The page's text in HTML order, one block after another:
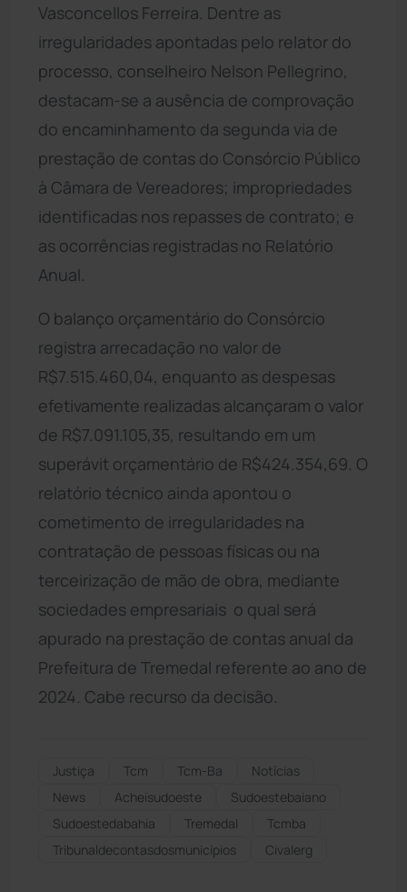
Vasconcellos Ferreira. Dentre as
irregularidades apontadas pelo relator do
processo, conselheiro Nelson Pellegrino,
destacam-se a ausência de comprovação
do encaminhamento da segunda via de
prestação de contas do Consórcio Público
à Câmara de Vereadores; impropriedades
identificadas nos repasses de contrato; e
as ocorrências registradas no Relatório
Anual.
O balanço orçamentário do Consórcio
registra arrecadação no valor de
R$7.515.460,04, enquanto as despesas
efetivamente realizadas alcançaram o valor
de R$7.091.105,35, resultando em um
superávit orçamentário de R$424.354,69. O
relatório técnico ainda apontou o
cometimento de irregularidades na
contratação de pessoas físicas ou na
terceirização de mão de obra, mediante
sociedades empresariais  o qual será
apurado na prestação de contas anual da
Prefeitura de Tremedal referente ao ano de
2024. Cabe recurso da decisão.
Justiça Tcm Tcm-Ba
Notícias
News
Acheisudoeste
Sudoestebaiano
Sudoestedabahia
Tremedal
Tcmba
Tribunaldecontasdosmunicípios
Civalerg